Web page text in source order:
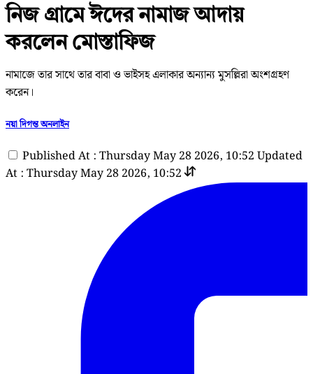
নিজ গ্রামে ঈদের নামাজ আদায়
করলেন মোস্তাফিজ
নামাজে তার সাথে তার বাবা ও ভাইসহ এলাকার অন্যান্য মুসল্লিরা অংশগ্রহণ
করেন।
নয়া দিগন্ত অনলাইন
Published At : Thursday May 28 2026, 10:52 Updated
At : Thursday May 28 2026, 10:52